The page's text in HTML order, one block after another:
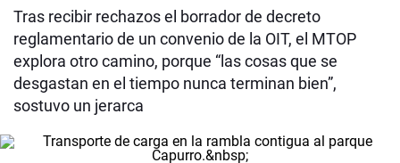
Tras recibir rechazos el borrador de decreto
reglamentario de un convenio de la OIT, el MTOP
explora otro camino, porque “las cosas que se
desgastan en el tiempo nunca terminan bien”,
sostuvo un jerarca